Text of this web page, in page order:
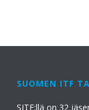
SUOMEN ITF
SITF:llä on 32